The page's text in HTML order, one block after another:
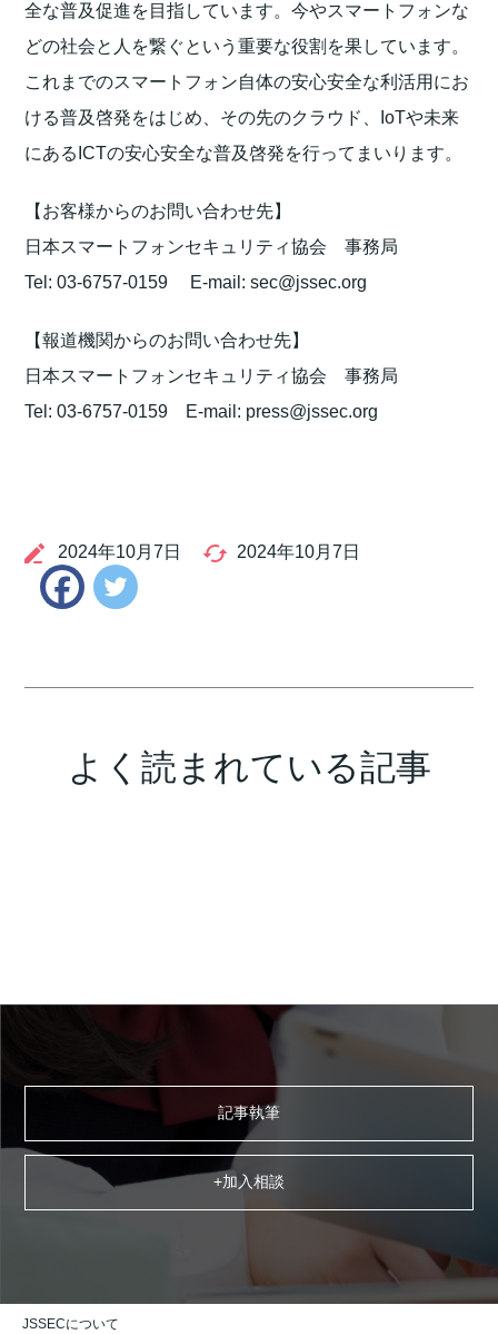
全な普及促進を目指しています。今やスマートフォンな
どの社会と人を繋ぐという重要な役割を果しています。
これまでのスマートフォン自体の安心安全な利活用にお
ける普及啓発をはじめ、その先のクラウド、IoTや未来
にあるICTの安心安全な普及啓発を行ってまいります。
【お客様からのお問い合わせ先】
日本スマートフォンセキュリティ協会 事務局
Tel: 03-6757-0159 E-mail: sec@jssec.org
【報道機関からのお問い合わせ先】
日本スマートフォンセキュリティ協会 事務局
Tel: 03-6757-0159 E-mail: press@jssec.org
2024年10月7日 2024年10月7日
Facebook
よく読まれている記事
記事執筆
+加入相談
JSSECについて